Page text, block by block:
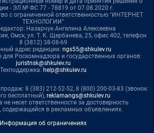
- ЭЛ № ФС 77 - 78819 от 07.08.2020 г.
с ограниченной ответственностью "ИНТЕРНЕТ
ТЕХНОЛОГИИ"
Назарчук Ангелина Алексеевна
Омск, ул. Т. К. Щербанева, 25, офис 402, телефон
8 (3812) 38-08-69
адрес редакции: ngs55@shkulev.ru
для Роскомнадзора и государственных органов:
juristnsk@shkulev.ru
Техподдержка: help@shkulev.ru
8 (383) 212-52-52, 8 (800) 200-03-83 (звонок
бесплатный), reklamangs@shkulev.ru
не несет ответственности за достоверность
в рекламных объявлениях.
Информация об ограничениях